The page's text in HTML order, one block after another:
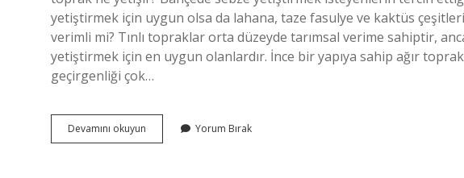
yetiştirmek için uygun olsa da lahana, taze fasulye ve kaktüs
verimli mi? Tınlı topraklar orta düzeyde tarımsal verime sahiptir,
yetiştirmek için en uygun olanlardır. İnce bir yapıya sahip ağır
geçirgenliği çok…
Devamını okuyun
Ne
Yorum Bırak